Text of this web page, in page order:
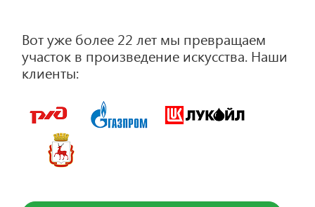
Вот уже более 22 лет мы превращаем
участок в произведение искусства. Наши
клиенты: